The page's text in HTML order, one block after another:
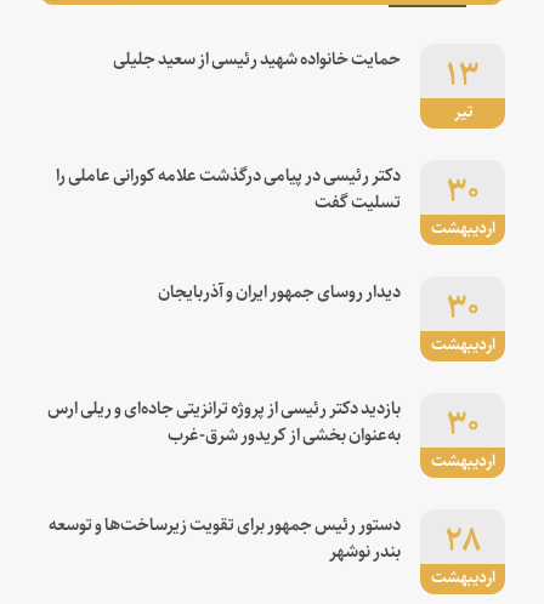
تیر
۱۳ حمایت خانواده شهید رئیسی از سعید جلیلی
اردیبهشت
۳۰
دکتر رئیسی در پیامی درگذشت علامه کورانی عاملی را
تسلیت گفت
اردیبهشت
۳۰ دیدار روسای جمهور ایران و آذربایجان
اردیبهشت
۳۰
بازدید دکتر رئیسی از پروژه ترانزیتی جاده‌ای و ریلی ارس
به‌عنوان بخشی از کریدور شرق-غرب
اردیبهشت
۲۸
دستور رئیس جمهور برای تقویت زیرساخت‌ها و توسعه
بندر نوشهر